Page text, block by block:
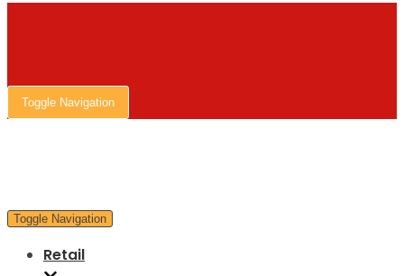
Toggle Navigation
Toggle Navigation
Retail